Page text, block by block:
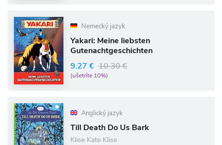
Nemecký jazyk
Yakari: Meine liebsten
Gutenachtgeschichten
9.27 € 10.30 €
(ušetríte 10%)
Anglický jazyk
Till Death Do Us Bark
Klise Kate Klise